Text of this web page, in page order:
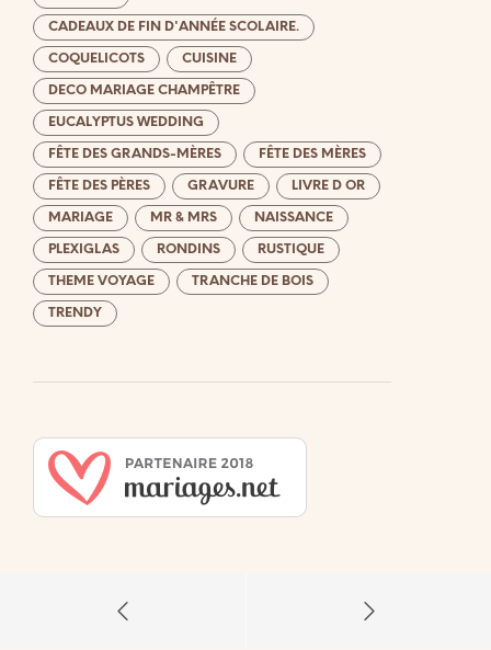
CADEAUX DE FIN D'ANNÉE SCOLAIRE.
COQUELICOTS CUISINE
DECO MARIAGE CHAMPÊTRE
EUCALYPTUS WEDDING
FÊTE DES GRANDS-MÈRES FÊTE DES MÈRES
FÊTE DES PÈRES GRAVURE LIVRE D OR
MARIAGE MR & MRS NAISSANCE
PLEXIGLAS RONDINS RUSTIQUE
THEME VOYAGE TRANCHE DE BOIS
TRENDY